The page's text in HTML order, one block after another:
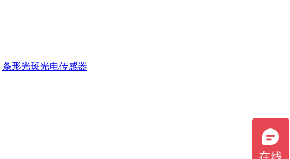
条形光斑光电传感器